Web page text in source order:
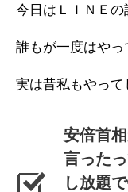
今日はＬＩＮＥの
誰もが一度はやっ
実は昔私もやって
安倍首
言った
し放題